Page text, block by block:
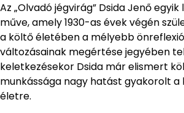
Az „Olvadó jégvirág” Dsida Jenő
műve, amely 1930-as évek végén
a költő életében a mélyebb
változásainak megértése jegyében
keletkezésekor Dsida már elismert
munkássága nagy hatást gyakorolt
életre.